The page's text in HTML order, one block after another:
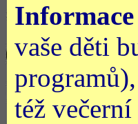
vaše děti
též